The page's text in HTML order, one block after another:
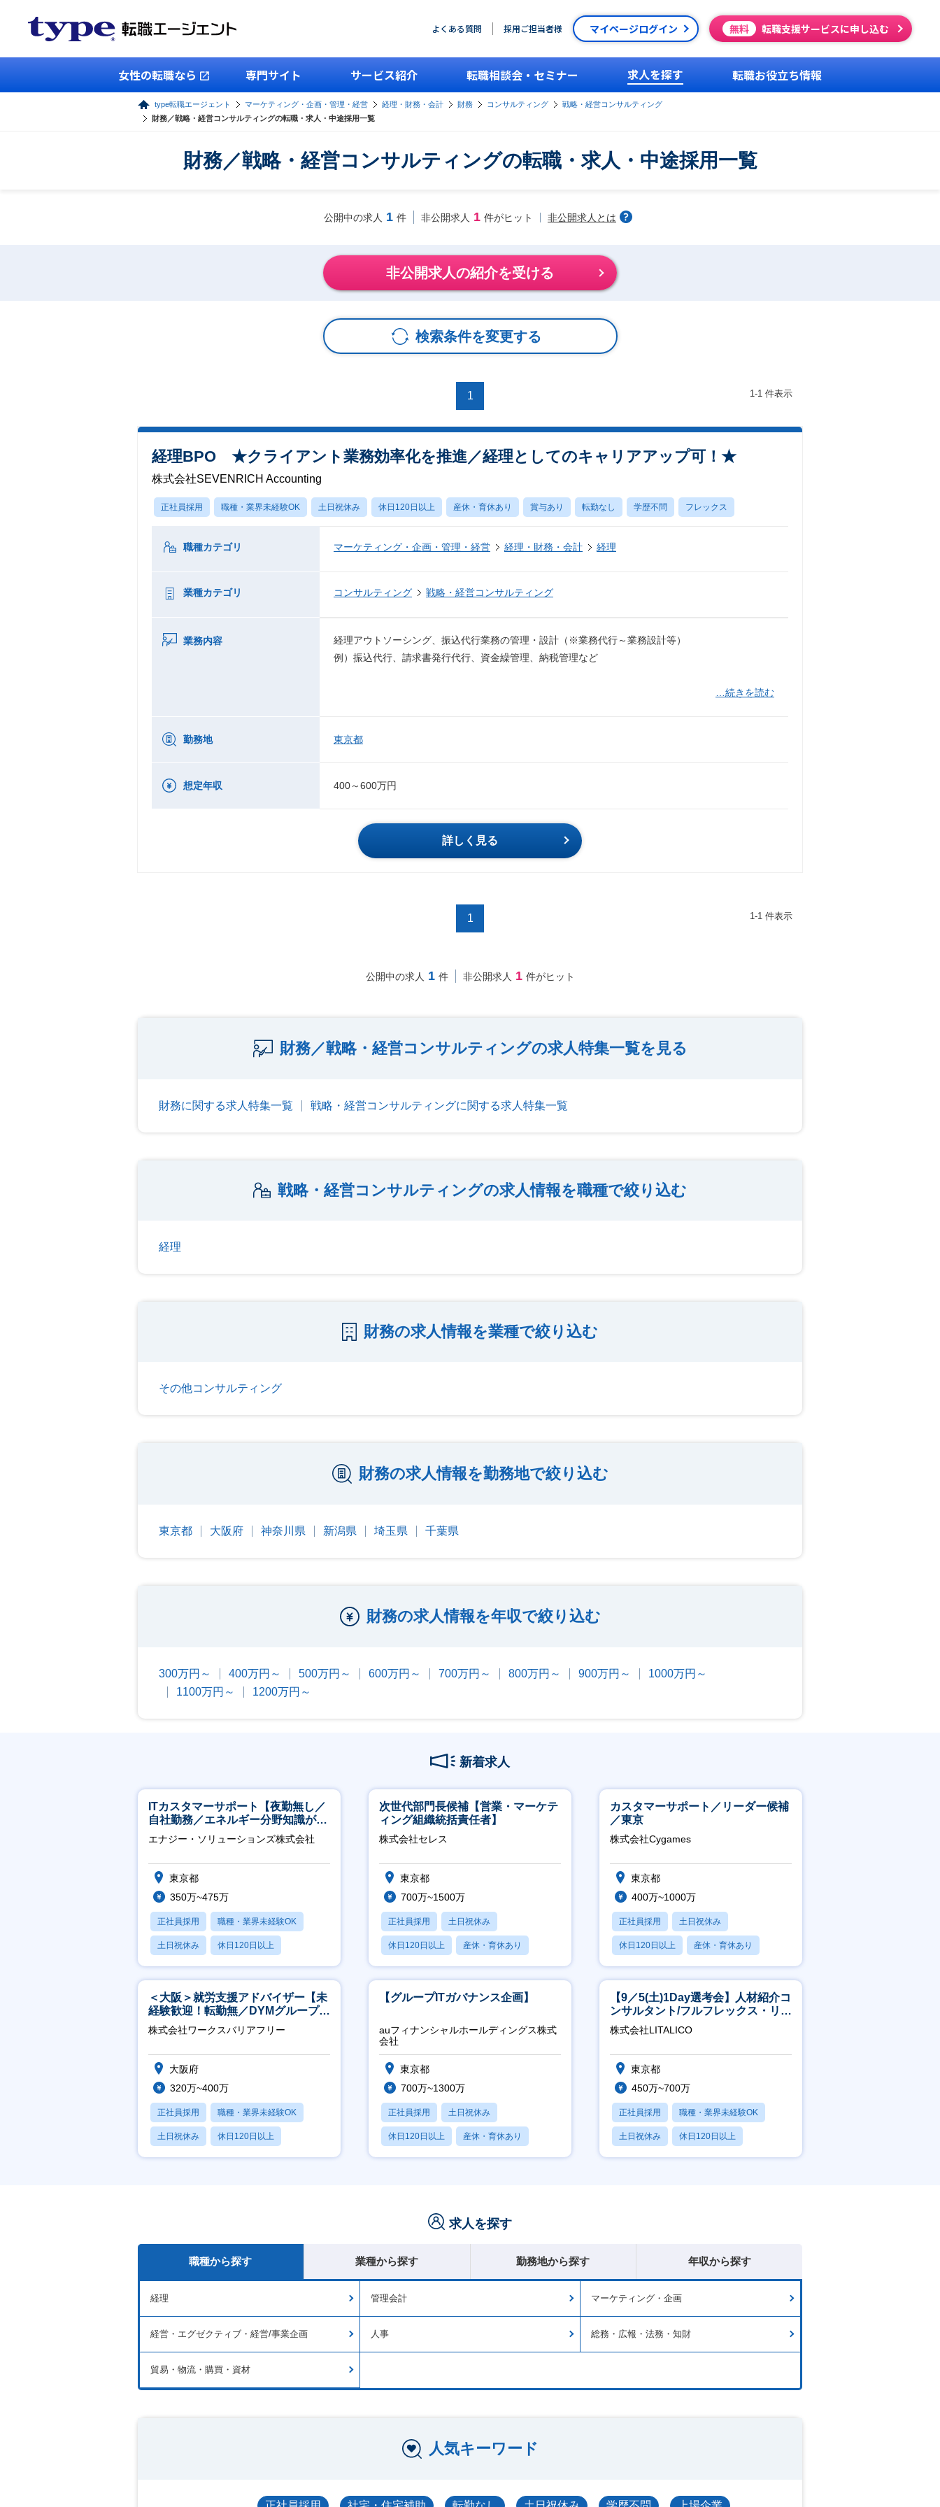
よくある質問 採用ご担当者様 マイページログイン 無料 転職支援サービスに申し込む
女性の転職なら 専門サイト サービス紹介 転職相談会・セミナー 求人を探す 転職お役立ち情報
type転職エージェント マーケティング・企画・管理・経営 経理・財務・会計 財務 コンサルティング
戦略・経営コンサルティング
財務／戦略・経営コンサルティングの転職・求人・中途採用一覧
財務／戦略・経営コンサルティングの転職・求人・中途採用一覧
公開中の求人 1 件 非公開求人 1 件がヒット 非公開求人とは
非公開求人の紹介を受ける
検索条件を変更する
1 1-1 件表示
経理BPO ★クライアント業務効率化を推進／経理としてのキャリアアップ可！★
株式会社SEVENRICH Accounting
正社員採用 職種・業界未経験OK 土日祝休み 休日120日以上 産休・育休あり 賞与あり 転勤なし 学歴不問 フレックス
職種カテゴリ マーケティング・企画・管理・経営 経理・財務・会計 経理
業種カテゴリ コンサルティング 戦略・経営コンサルティング
業務内容
経理アウトソーシング、振込代行業務の管理・設計（※業務代行～業務設計等）
例）振込代行、請求書発行代行、資金繰管理、納税管理など
…続きを読む
勤務地 東京都
想定年収 400～600万円
詳しく見る
1 1-1 件表示
公開中の求人 1 件 非公開求人 1 件がヒット
財務／戦略・経営コンサルティングの求人特集一覧を見る
財務に関する求人特集一覧 戦略・経営コンサルティングに関する求人特集一覧
戦略・経営コンサルティングの求人情報を職種で絞り込む
経理
財務の求人情報を業種で絞り込む
その他コンサルティング
財務の求人情報を勤務地で絞り込む
東京都 大阪府 神奈川県 新潟県 埼玉県 千葉県
財務の求人情報を年収で絞り込む
300万円～ 400万円～ 500万円～ 600万円～ 700万円～ 800万円～ 900万円～
1000万円～
1100万円～
1200万円～
新着求人
ITカスタマーサポート【夜勤無し／
自社勤務／エネルギー分野知識が身
につきます】
エナジー・ソリューションズ株式会社
東京都
350万~475万
正社員採用 職種・業界未経験OK
土日祝休み 休日120日以上
産休・育休あり
次世代部門長候補【営業・マーケテ
ィング組織統括責任者】
株式会社セレス
東京都
700万~1500万
正社員採用 土日祝休み
休日120日以上 産休・育休あり
賞与あり
カスタマーサポート／リーダー候補
／東京
株式会社Cygames
東京都
400万~1000万
正社員採用 土日祝休み
休日120日以上 産休・育休あり
月残業20時間以内
＜大阪＞就労支援アドバイザー【未
経験歓迎！転勤無／DYMグループ／
ホスピタリティ高い方歓迎／土日
祝】
株式会社ワークスバリアフリー
大阪府
320万~400万
正社員採用 職種・業界未経験OK
土日祝休み 休日120日以上
産休・育休あり
【グループITガバナンス企画】
auフィナンシャルホールディングス株式
会社
東京都
700万~1300万
正社員採用 土日祝休み
休日120日以上 産休・育休あり
賞与あり
【9／5(土)1Day選考会】人材紹介コ
ンサルタント/フルフレックス・リモ
ート/育休最長6年取得可
株式会社LITALICO
東京都
450万~700万
正社員採用 職種・業界未経験OK
土日祝休み 休日120日以上
産休・育休あり
求人を探す
職種から探す 業種から探す 勤務地から探す 年収から探す
経理 管理会計 マーケティング・企画
経営・エグゼクティブ・経営/事業企画 人事 総務・広報・法務・知財
貿易・物流・購買・資材
人気キーワード